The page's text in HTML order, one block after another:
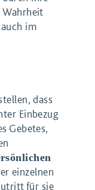
Wahrheit
im
dass
Einbezug
Gebetes,
einzelnen
für sie